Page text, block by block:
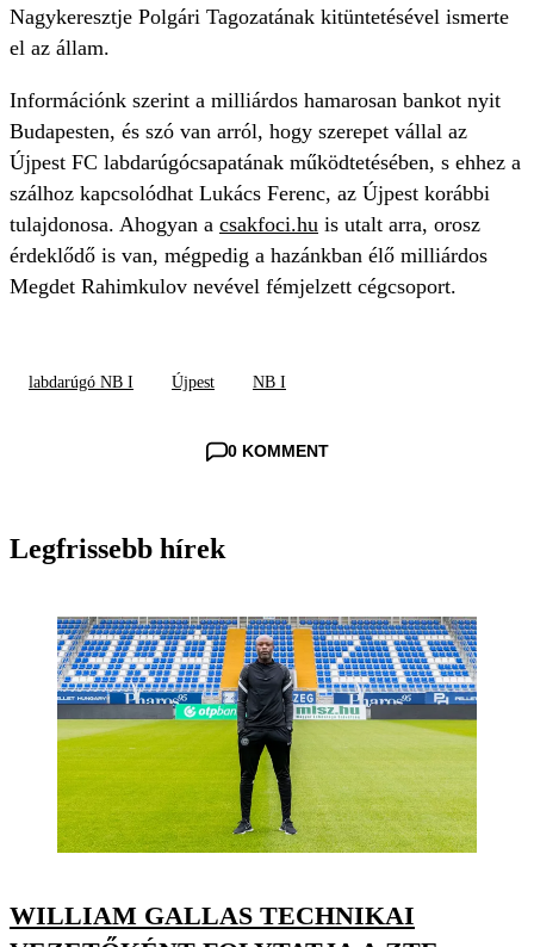
Nagykeresztje Polgári Tagozatának kitüntetésével ismerte
el az állam.
Információnk szerint a milliárdos hamarosan bankot nyit
Budapesten, és szó van arról, hogy szerepet vállal az
Újpest FC labdarúgócsapatának működtetésében, s ehhez a
szálhoz kapcsolódhat Lukács Ferenc, az Újpest korábbi
tulajdonosa. Ahogyan a csakfoci.hu is utalt arra, orosz
érdeklődő is van, mégpedig a hazánkban élő milliárdos
Megdet Rahimkulov nevével fémjelzett cégcsoport.
labdarúgó NB I Újpest NB I
0 KOMMENT
Legfrissebb hírek
WILLIAM GALLAS TECHNIKAI